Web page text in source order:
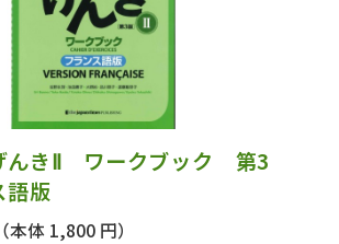
んきⅡ ワークブック 第3
語版
（本体 1,800 円）